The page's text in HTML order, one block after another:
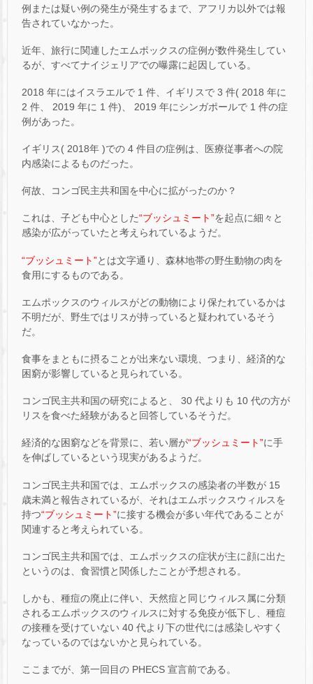
例または疑い例の発生が発生するまで、アフリカ以外では報
告されていなかった。
近年、旅行に関連したエムポックスの症例が数件発生してい
るが、すべてナイジェリアでの曝露に起因している。
2018 年にはイスラエルで 1 件、イギリスで 3 件( 2018 年に
2 件、 2019 年に 1 件)、 2019 年にシンガポールで 1 件の症
例があった。
イギリス( 2018年 )での 4 件目の症例は、医療従事者への院
内感染によるものだった。
何故、コンゴ民主共和国を中心に拡がったのか？
これは、子ども中心とした“ブッシュミート”を起点に細々と
感染が広がっていたと考えられているようだ。
“ブッシュミート”とは文字通り、森林地帯の野生動物の肉を
食用にするものである。
エムポックスのウィルスがどの動物により保たれているかは
不明だが、野生ではリスが持っていると疑われているそう
だ。
食事をまともに摂ることが出来ない環境、つまり、経済的な
困窮が影響していると見られている。
コンゴ民主共和国の研究によると、 30 代よりも 10 代の方が
リスを食べた経験があると回答しているそうだ。
経済的な困窮などを背景に、若い層が“ブッシュミート”に手
を伸ばしているという現実があるようだ。
コンゴ民主共和国では、エムポックスの感染者の半数が 15
歳未満と報告されているが、それはエムポックスウィルスを
持つ“ブッシュミート”に接する機会が多い年代であることが
関連すると考えられている。
コンゴ民主共和国では、エムポックスの症状が主に顔に出た
というのは、食習慣と関係したことが予想される。
しかも、種痘の廃止に伴い、天然痘と同じウィルス属に分類
されるエムポックスのウィルスに対する免疫が低下し、種痘
の接種を受けていない 40 代より下の世代には感染しやすく
なっているのではないかと見られている。
ここまでが、第一回目の PHECS 宣言前である。